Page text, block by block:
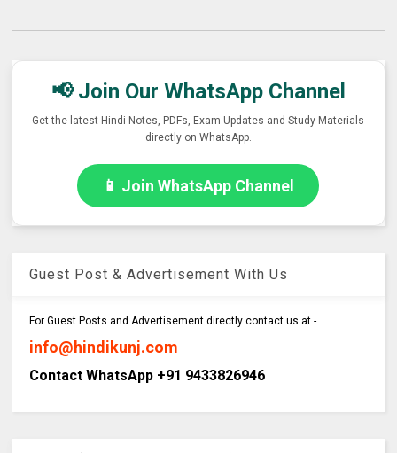
📢 Join Our WhatsApp Channel
Get the latest Hindi Notes, PDFs, Exam Updates and Study Materials
directly on WhatsApp.
📱 Join WhatsApp Channel
Guest Post & Advertisement With Us
For Guest Posts and Advertisement directly contact us at -
info@hindikunj.com
Contact WhatsApp +91 9433826946